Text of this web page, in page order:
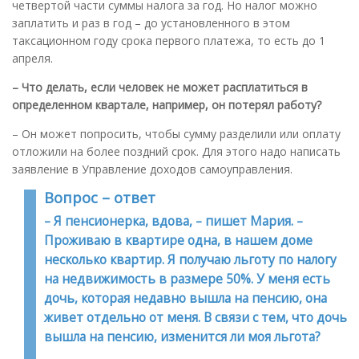
четвертой части суммы налога за год. Но налог можно
заплатить и раз в год – до установленного в этом
таксационном году срока первого платежа, то есть до 1
апреля.
– Что делать, если человек не может расплатиться в
определенном квартале, например, он потерял работу?
– Он может попросить, чтобы сумму разделили или оплату
отложили на более поздний срок. Для этого надо написать
заявление в Управление доходов самоуправления.
Вопрос – ответ
– Я пенсионерка, вдова, – пишет Мария. –
Проживаю в квартире одна, в нашем доме
несколько квартир. Я получаю льготу по налогу
на недвижимость в размере 50%. У меня есть
дочь, которая недавно вышла на пенсию, она
живет отдельно от меня. В связи с тем, что дочь
вышла на пенсию, изменится ли моя льгота?